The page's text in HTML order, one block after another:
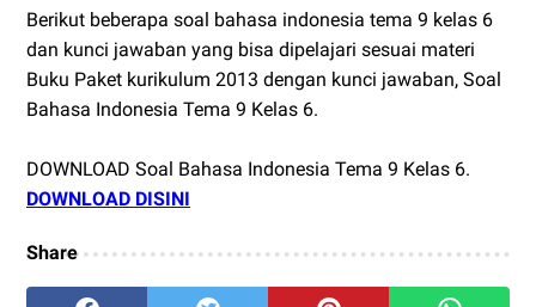
Berikut beberapa soal bahasa indonesia tema 9 kelas 6
dan kunci jawaban yang bisa dipelajari sesuai materi
Buku Paket kurikulum 2013 dengan kunci jawaban, Soal
Bahasa Indonesia Tema 9 Kelas 6.
DOWNLOAD Soal Bahasa Indonesia Tema 9 Kelas 6.
DOWNLOAD DISINI
Share